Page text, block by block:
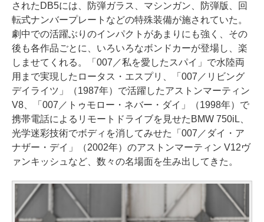
されたDB5には、防弾ガラス、マシンガン、防弾版、回
転式ナンバープレートなどの特殊装備が施されていた。
劇中での活躍ぶりのインパクトがあまりにも強く、その
後も各作品ごとに、いろいろなボンドカーが登場し、楽
しませてくれる。「007／私を愛したスパイ」で水陸両
用まで実現したロータス・エスプリ、「007／リビング
デイライツ」（1987年）で活躍したアストンマーティン
V8、「007／トゥモロー・ネバー・ダイ」（1998年）で
携帯電話によるリモートドライブを見せたBMW 750iL、
光学迷彩技術でボディを消してみせた「007／ダイ・ア
ナザー・デイ」（2002年）のアストンマーティン V12ヴ
ァンキッシュなど、数々の名場面を生み出してきた。